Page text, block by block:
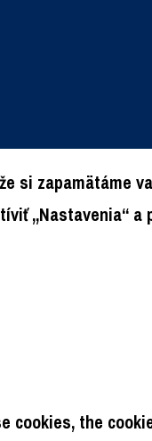
si zapamätáme
„Nastavenia“
cookies, the